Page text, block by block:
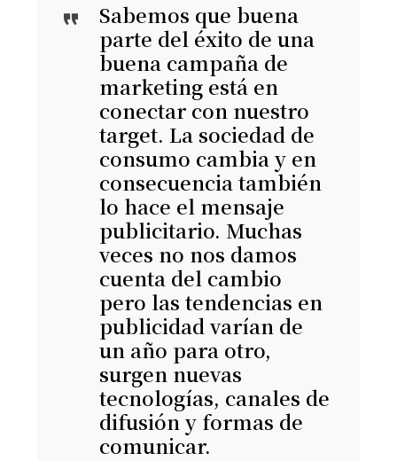
Sabemos que buena
parte del éxito de una
buena campaña de
marketing está en
conectar con nuestro
target. La sociedad de
consumo cambia y en
consecuencia también
lo hace el mensaje
publicitario. Muchas
veces no nos damos
cuenta del cambio
pero las tendencias en
publicidad varían de
un año para otro,
surgen nuevas
tecnologías, canales de
difusión y formas de
comunicar.